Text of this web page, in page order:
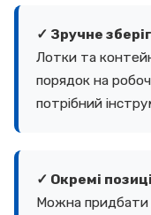
✓ Зручне
Лотки та
порядок на
потрібний
✓ Окремі
Можна придбати